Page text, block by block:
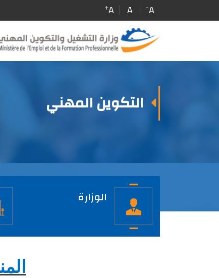
A
-
A
A
+
التكوين المهني
الصفحة
الرئيسية الوزارة